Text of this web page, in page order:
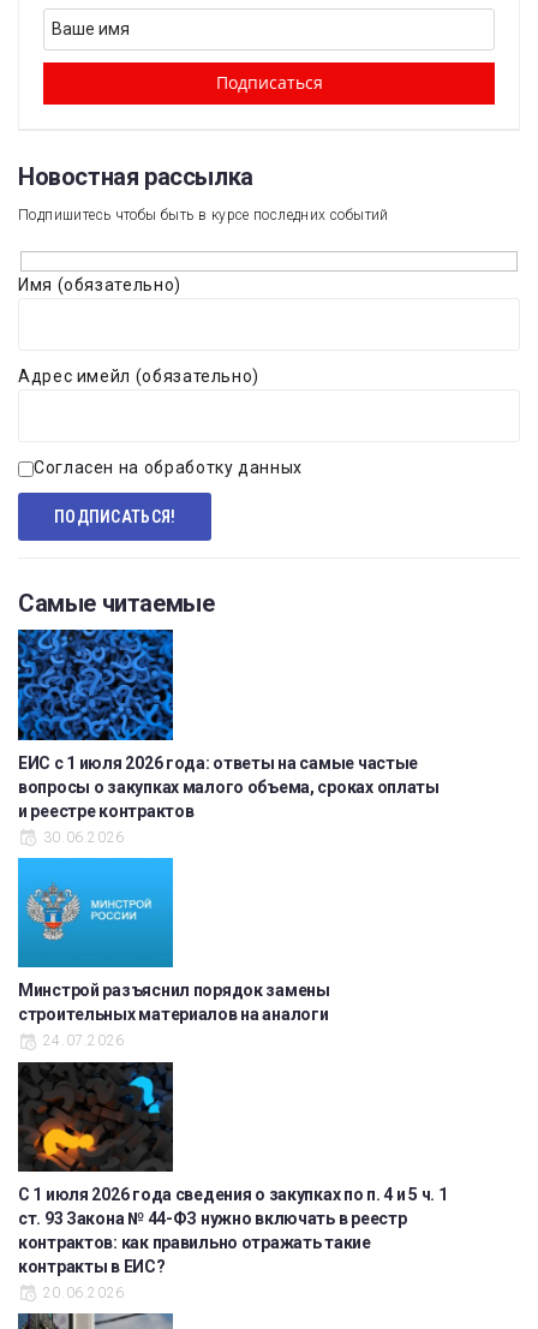
Новостная рассылка​
Подпишитесь чтобы быть в курсе последних событий
Имя (обязательно)
Адрес имейл (обязательно)
Согласен на обработку данных
Самые читаемые
ЕИС с 1 июля 2026 года: ответы на самые частые
вопросы о закупках малого объема, сроках оплаты
и реестре контрактов
30.06.2026
Минстрой разъяснил порядок замены
строительных материалов на аналоги
24.07.2026
С 1 июля 2026 года сведения о закупках по п. 4 и 5 ч. 1
ст. 93 Закона № 44-ФЗ нужно включать в реестр
контрактов: как правильно отражать такие
контракты в ЕИС?
20.06.2026